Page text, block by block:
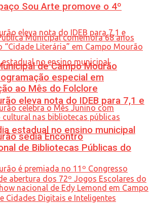
eleva nota do IDEB para 7,1 e
estadual no ensino municipal
Sou Arte promove o 4º
de Campo Mourão
especial em
ao Mês do Folclore
sedia Encontro
de Bibliotecas Públicas do